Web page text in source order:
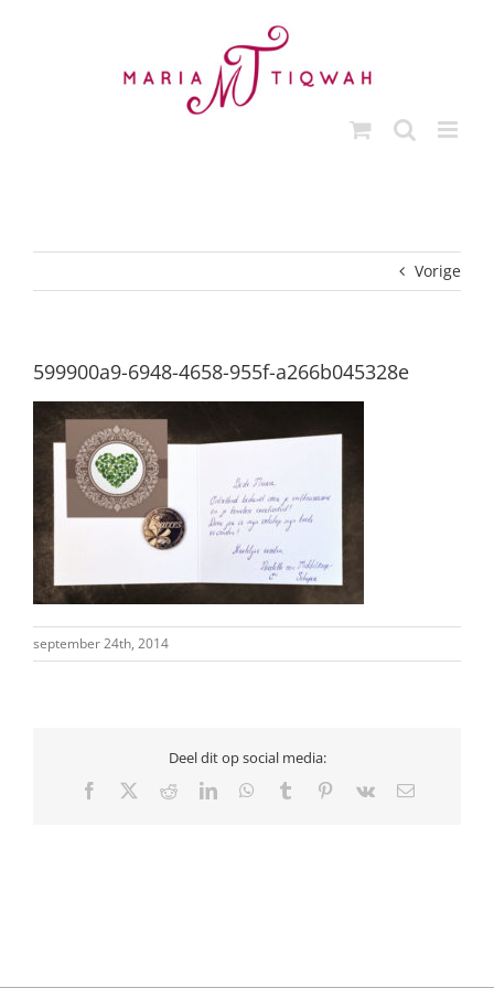
Vorige
599900a9-6948-4658-955f-a266b045328e
september 24th, 2014
Deel dit op social media:
Facebook RedditLinkedInWhatsApp
Tumblr Pinterest
Vk
E-